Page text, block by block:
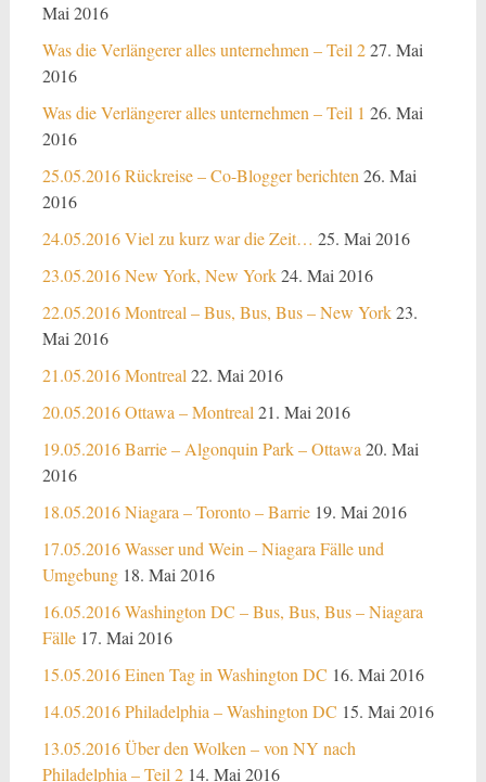
Mai 2016
Was die Verlängerer alles unternehmen – Teil 227. Mai
2016
Was die Verlängerer alles unternehmen – Teil 1 26. Mai
2016
25.05.2016 Rückreise – Co-Blogger berichten 26. Mai
2016
24.05.2016 Viel zu kurz war die Zeit… 25. Mai 2016
23.05.2016 New York, New York24. Mai 2016
22.05.2016 Montreal – Bus, Bus, Bus – New York23.
Mai 2016
21.05.2016 Montreal 22. Mai 2016
20.05.2016 Ottawa – Montreal 21. Mai 2016
19.05.2016 Barrie – Algonquin Park – Ottawa 20. Mai
2016
18.05.2016 Niagara – Toronto – Barrie 19. Mai 2016
17.05.2016 Wasser und Wein – Niagara Fälle und
Umgebung 18. Mai 2016
16.05.2016 Washington DC – Bus, Bus, Bus – Niagara
Fälle 17. Mai 2016
15.05.2016 Einen Tag in Washington DC 16. Mai 2016
14.05.2016 Philadelphia – Washington DC 15. Mai 2016
13.05.2016 Über den Wolken – von NY nach
Philadelphia – Teil 2 14. Mai 2016